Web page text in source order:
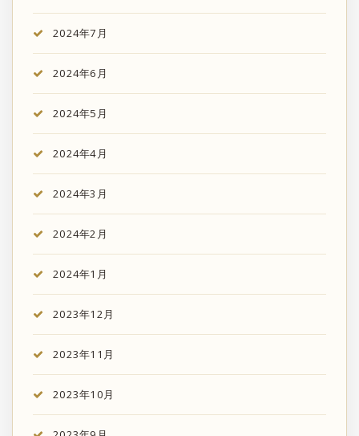
2024年7月
2024年6月
2024年5月
2024年4月
2024年3月
2024年2月
2024年1月
2023年12月
2023年11月
2023年10月